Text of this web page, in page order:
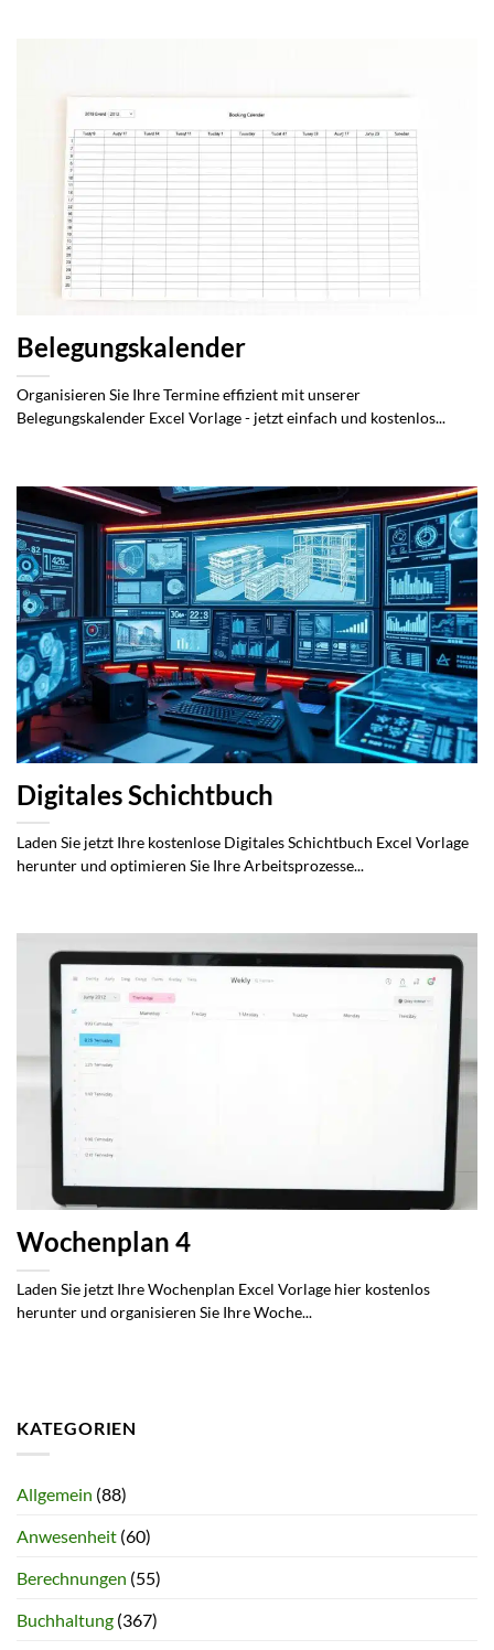
Belegungskalender
Organisieren Sie Ihre Termine effizient mit unserer
Belegungskalender Excel Vorlage - jetzt einfach und kostenlos...
Digitales Schichtbuch
Laden Sie jetzt Ihre kostenlose Digitales Schichtbuch Excel Vorlage
herunter und optimieren Sie Ihre Arbeitsprozesse...
Wochenplan 4
Laden Sie jetzt Ihre Wochenplan Excel Vorlage hier kostenlos
herunter und organisieren Sie Ihre Woche...
KATEGORIEN
Allgemein (88)
Anwesenheit (60)
Berechnungen (55)
Buchhaltung (367)